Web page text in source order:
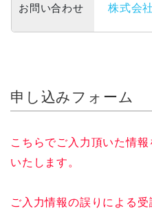
お問い合わせ 株式会
申し込みフォーム
こちらでご入力頂いた情
いたします。
ご入力情報の誤りによる